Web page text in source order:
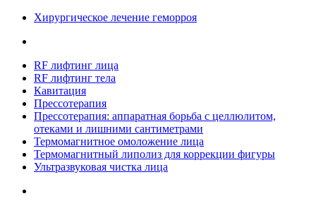
Хирургическое лечение геморроя
RF лифтинг лица
RF лифтинг тела
Кавитация
Прессотерапия
Прессотерапия: аппаратная борьба с целлюлитом,
отеками и лишними сантиметрами
Термомагнитное омоложение лица
Термомагнитный липолиз для коррекции фигуры
Ультразвуковая чистка лица